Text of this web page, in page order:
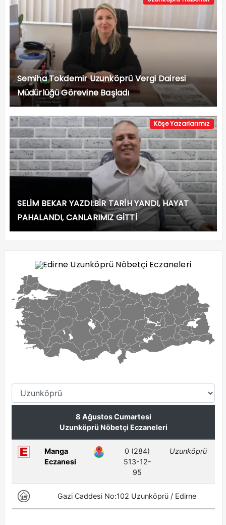
Semiha Tokdemir Uzunköprü Vergi Dairesi
Müdürlüğü Görevine Başladı
Köşe Yazarlarımız
SELİM BEKAR YAZDI:BİR TARİH YANDI, HAYAT
PAHALANDI, CANLARIMIZ GİTTİ